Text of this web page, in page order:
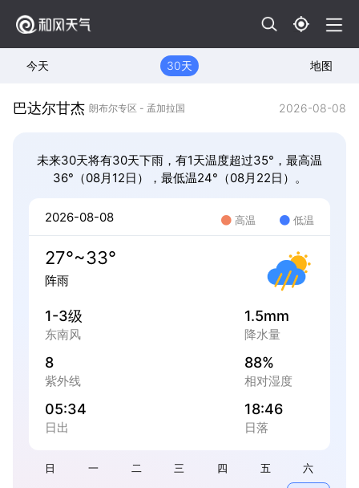
今天 30天 地图
巴达尔甘杰 朗布尔专区 - 孟加拉国 2026-08-08
未来30天将有30天下雨，有1天温度超过35°，最高温
36°（08月12日），最低温24°（08月22日）。
日 一 二 三 四 五 六
2026-08-08 高温 低温
27°~33°
阵雨
1-3级
东南风
1.5mm
降水量
8
紫外线
88%
相对湿度
05:34
日出
18:46
日落